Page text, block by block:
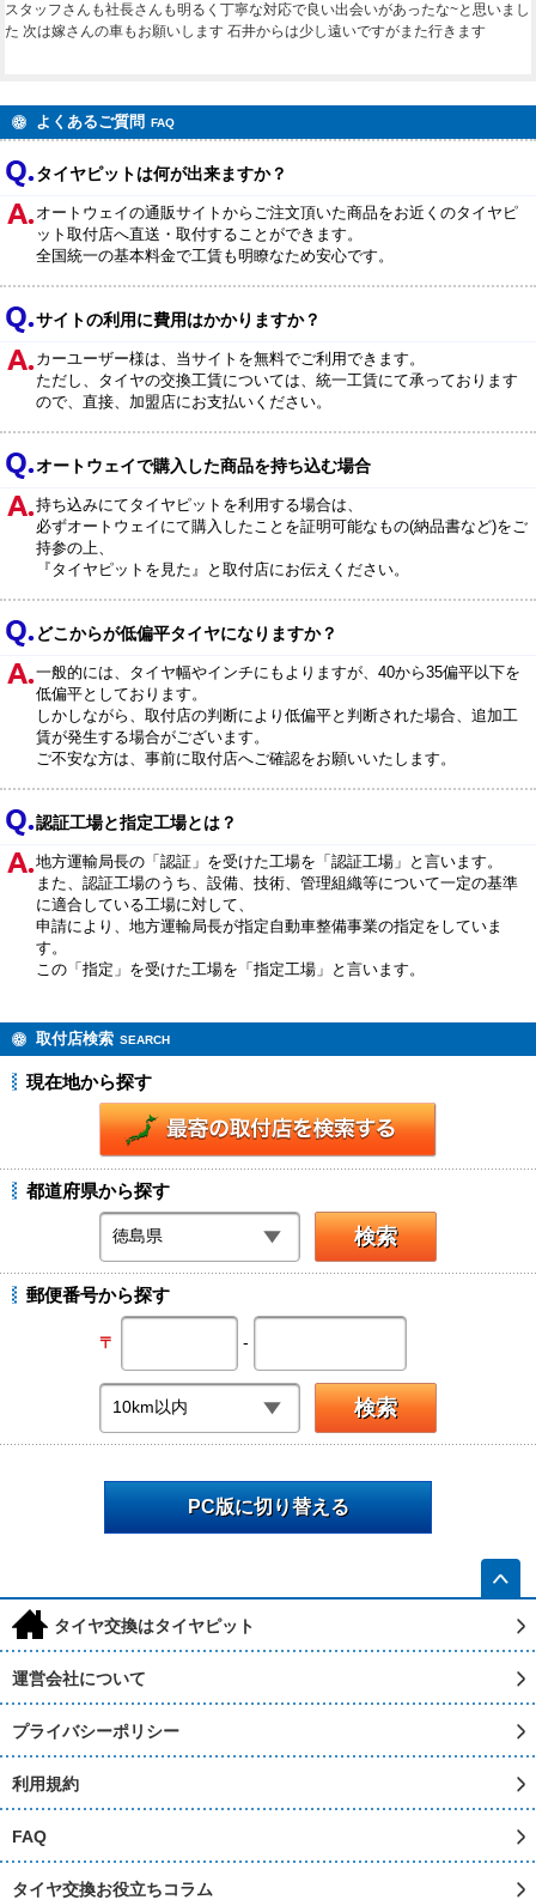
スタッフさんも社長さんも明るく丁寧な対応で良い出会いがあったな~と思いまし
た 次は嫁さんの車もお願いします 石井からは少し遠いですがまた行きます
よくあるご質問 FAQ
タイヤピットは何が出来ますか？
オートウェイの通販サイトからご注文頂いた商品をお近くのタイヤピ
ット取付店へ直送・取付することができます。
全国統一の基本料金で工賃も明瞭なため安心です。
サイトの利用に費用はかかりますか？
カーユーザー様は、当サイトを無料でご利用できます。
ただし、タイヤの交換工賃については、統一工賃にて承っております
ので、直接、加盟店にお支払いください。
オートウェイで購入した商品を持ち込む場合
持ち込みにてタイヤピットを利用する場合は、
必ずオートウェイにて購入したことを証明可能なもの(納品書など)をご
持参の上、
『タイヤピットを見た』と取付店にお伝えください。
どこからが低偏平タイヤになりますか？
一般的には、タイヤ幅やインチにもよりますが、40から35偏平以下を
低偏平としております。
しかしながら、取付店の判断により低偏平と判断された場合、追加工
賃が発生する場合がございます。
ご不安な方は、事前に取付店へご確認をお願いいたします。
認証工場と指定工場とは？
地方運輸局長の「認証」を受けた工場を「認証工場」と言います。
また、認証工場のうち、設備、技術、管理組織等について一定の基準
に適合している工場に対して、
申請により、地方運輸局長が指定自動車整備事業の指定をしていま
す。
この「指定」を受けた工場を「指定工場」と言います。
取付店検索 SEARCH
現在地から探す
都道府県から探す
郵便番号から探す
〒 -
PC版に切り替える
h タイヤ交換はタイヤピット
運営会社について
プライバシーポリシー
利用規約
FAQ
タイヤ交換お役立ちコラム